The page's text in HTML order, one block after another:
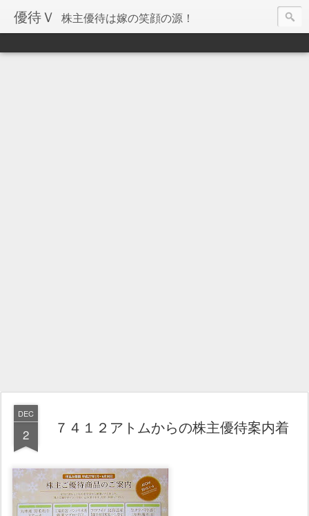
優待Ｖ 株主優待は嫁の笑顔の源！
DEC
2 ７４１２アトムからの株主優待案内着